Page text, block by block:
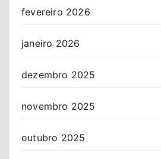
fevereiro 2026
janeiro 2026
dezembro 2025
novembro 2025
outubro 2025